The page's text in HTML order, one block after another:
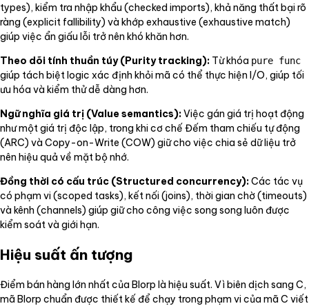
types), kiểm tra nhập khẩu (checked imports), khả năng thất bại rõ
ràng (explicit fallibility) và khớp exhaustive (exhaustive match)
giúp việc ẩn giấu lỗi trở nên khó khăn hơn.
Theo dõi tính thuần túy (Purity tracking): Từ khóa pure func
giúp tách biệt logic xác định khỏi mã có thể thực hiện I/O, giúp tối
ưu hóa và kiểm thử dễ dàng hơn.
Ngữ nghĩa giá trị (Value semantics):Việc gán giá trị hoạt động
như một giá trị độc lập, trong khi cơ chế Đếm tham chiếu tự động
(ARC) và Copy-on-Write (COW) giữ cho việc chia sẻ dữ liệu trở
nên hiệu quả về mặt bộ nhớ.
Đồng thời có cấu trúc (Structured concurrency):Các tác vụ
có phạm vi (scoped tasks), kết nối (joins), thời gian chờ (timeouts)
và kênh (channels) giúp giữ cho công việc song song luôn được
kiểm soát và giới hạn.
Hiệu suất ấn tượng
Điểm bán hàng lớn nhất của Blorp là hiệu suất. Vì biên dịch sang C,
mã Blorp chuẩn được thiết kế để chạy trong phạm vi của mã C viết